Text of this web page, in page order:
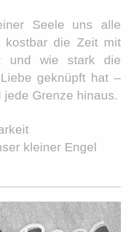
Seele uns alle
kostbar die Zeit mit
und wie stark die
geknüpft hat –
Grenze hinaus.
kleiner Engel